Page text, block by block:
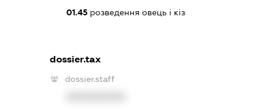
01.45розведення овець і кіз
dossier.tax
dossier.staff